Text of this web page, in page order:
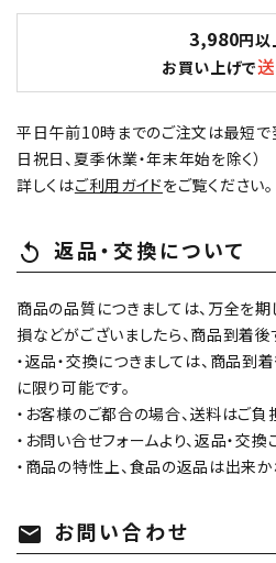
3,980円以
お買い上げで
平日午前10時までのご注文は最短で
日祝日、夏季休業・年末年始を除く）
詳しくはご利用ガイドをご覧ください。
replay 返品・交換について
商品の品質につきましては、万全を期
損などがございましたら、商品到着後
・返品・交換につきましては、商品到
に限り可能です。
・お客様のご都合の場合、送料はご負
・お問い合せフォームより、返品・交
・商品の特性上、食品の返品は出来か
mail お問い合わせ